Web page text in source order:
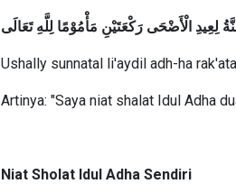
لِعِيدِ الْأَضْحَى رَكْعَتَيْنِ مَأْمُوْمًا لِلَّهِ تَعَالَى
Ushally sunnatal li'aydil adh-ha
Artinya: "Saya niat shalat Idul Adha
Niat Sholat Idul Adha Sendiri